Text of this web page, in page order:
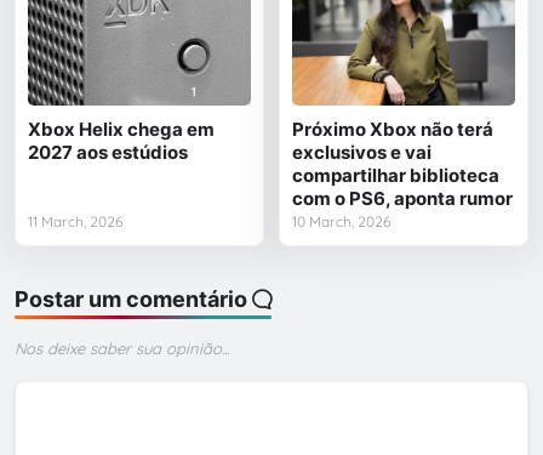
Xbox Helix chega em
2027 aos estúdios
11 March, 2026
Próximo Xbox não terá
exclusivos e vai
compartilhar biblioteca
com o PS6, aponta rumor
10 March, 2026
Postar um comentário
Nos deixe saber sua opinião...